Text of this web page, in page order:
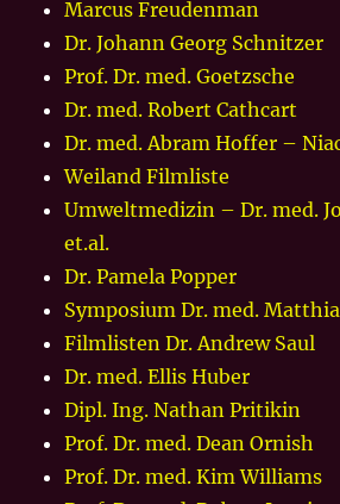
Marcus Freudenman
Dr. Johann Georg Schnitzer
Prof. Dr. med. Goetzsche
Dr. med. Robert Cathcart
Dr. med. Abram Hoffer –
Weiland Filmliste
Umweltmedizin – Dr. med.
et.al.
Dr. Pamela Popper
Symposium Dr. med.
Filmlisten Dr. Andrew Saul
Dr. med. Ellis Huber
Dipl. Ing. Nathan Pritikin
Prof. Dr. med. Dean Ornish
Prof. Dr. med. Kim Williams